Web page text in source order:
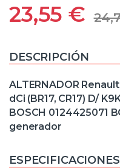
23,55 €
DESCRIPCIÓN
ALTERNADOR
dCi (BR17, CR17) D/
BOSCH 0124425071
generador
ESPECIFICACIONES